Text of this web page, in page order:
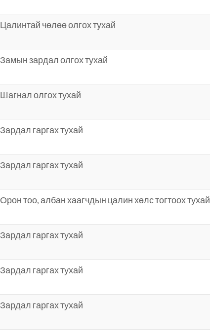
Цалинтай чөлөө олгох тухай
Замын зардал олгох тухай
Шагнал олгох тухай
Зардал гаргах тухай
Зардал гаргах тухай
Орон тоо, албан хаагчдын цалин хөлс тогтоох тухай
Зардал гаргах тухай
Зардал гаргах тухай
Зардал гаргах тухай